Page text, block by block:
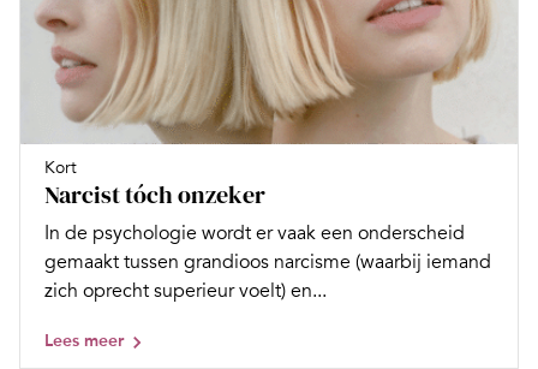
Kort
Narcist tóch onzeker
In de psychologie wordt er vaak een onderscheid
gemaakt tussen grandioos narcisme (waarbij iemand
zich oprecht superieur voelt) en...
Lees meer